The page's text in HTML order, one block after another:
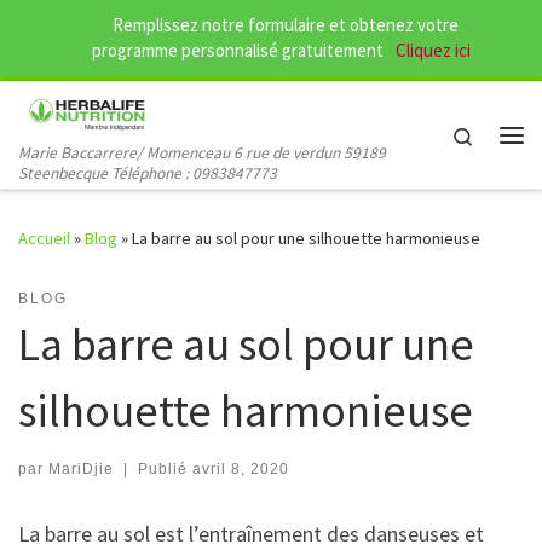
Passer au contenu
Marie Baccarrere/ Momenceau 6 rue de verdun 59189
Steenbecque Téléphone : 0983847773
Search
Accueil»Blog »La barre au sol pour une silhouette harmonieuse
BLOG
La barre au sol pour une
silhouette harmonieuse
par MariDjie | Publié avril 8, 2020
La barre au sol est l’entraînement des danseuses et
Remplissez notre formulaire et obtenez votre
programme personnalisé gratuitement Cliquez ici